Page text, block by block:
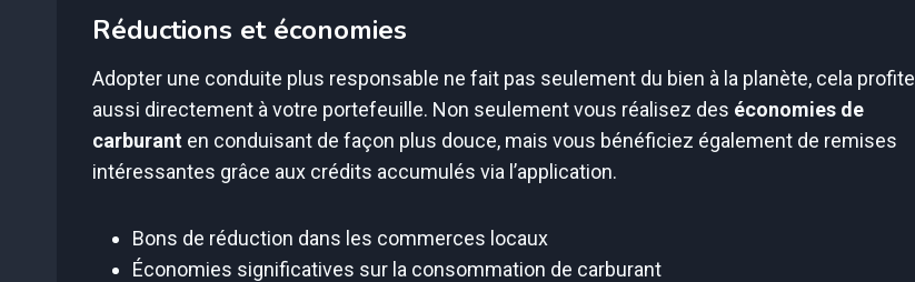
Réductions et économies
Adopter une conduite plus responsable ne fait pas seulement du bien à la planète, cela profite
aussi directement à votre portefeuille. Non seulement vous réalisez des économies de
carburant en conduisant de façon plus douce, mais vous bénéficiez également de remises
intéressantes grâce aux crédits accumulés via l’application.
Bons de réduction dans les commerces locaux
Économies significatives sur la consommation de carburant